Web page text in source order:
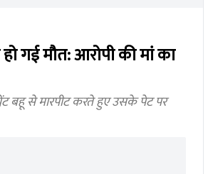
गई मौत: आरोपी की मां का
बहू से मारपीट करते हुए उसके पेट पर